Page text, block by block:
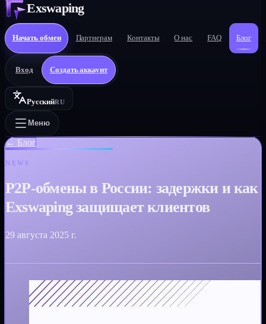
Exswaping
Начать обмен Партнерам Контакты О нас FAQ Блог
Вход Создать аккаунт
РусскийRU
Меню
← Блог
NEWS
P2P-обмены в России: задержки и как
Exswaping защищает клиентов
29 августа 2025 г.